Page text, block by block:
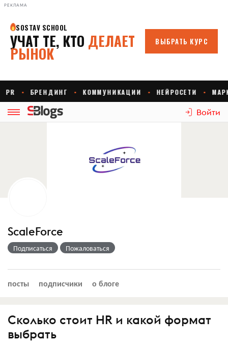
РЕКЛАМА
Войти
ScaleForce
Подписаться Пожаловаться
посты подписчики о блоге
Сколько стоит HR и какой формат
выбрать